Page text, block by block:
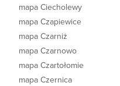
mapa Ciecholewy
mapa Czapiewice
mapa Czarniż
mapa Czarnowo
mapa Czartołomie
mapa Czernica